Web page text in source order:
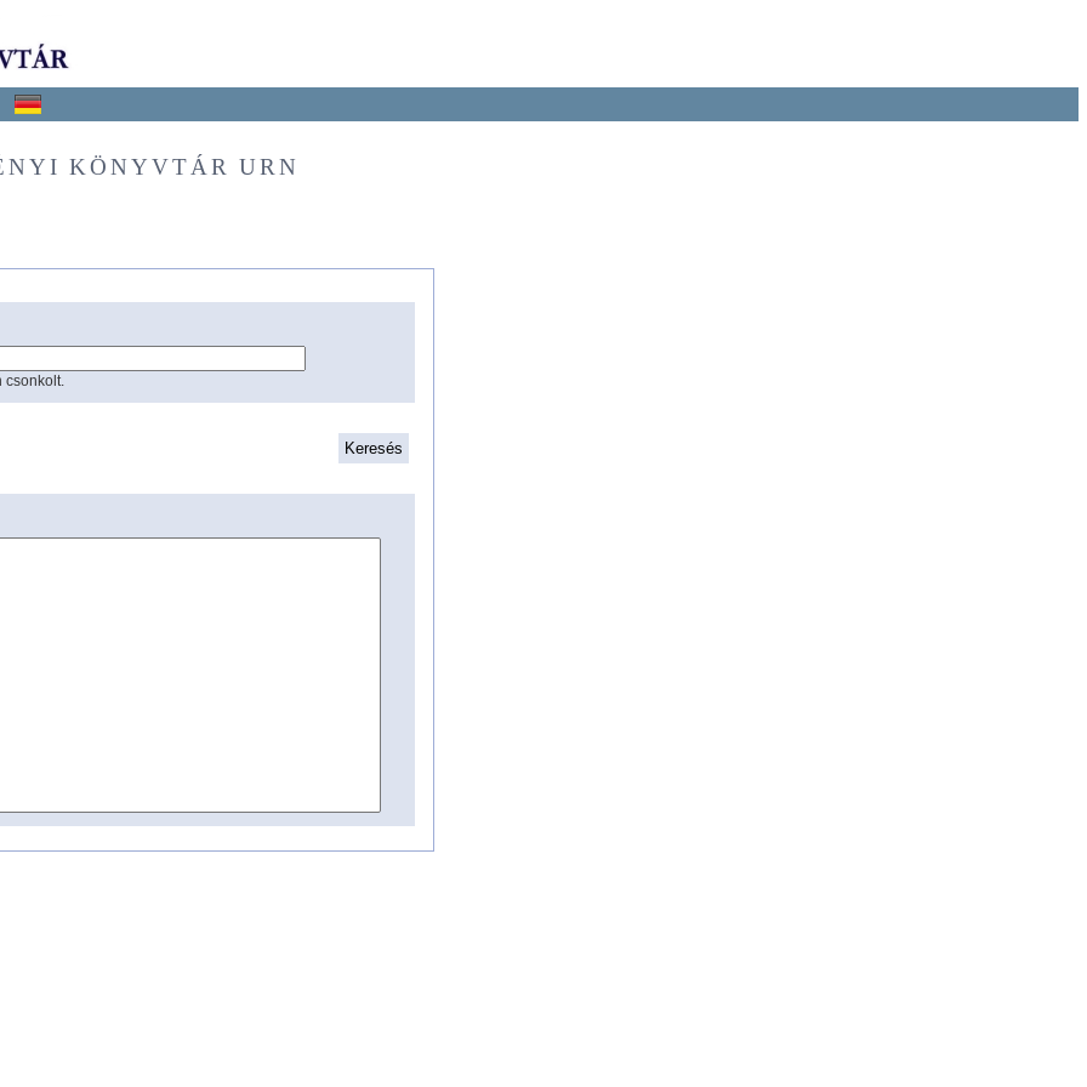
KÖNYVTÁR URN
csonkolt.